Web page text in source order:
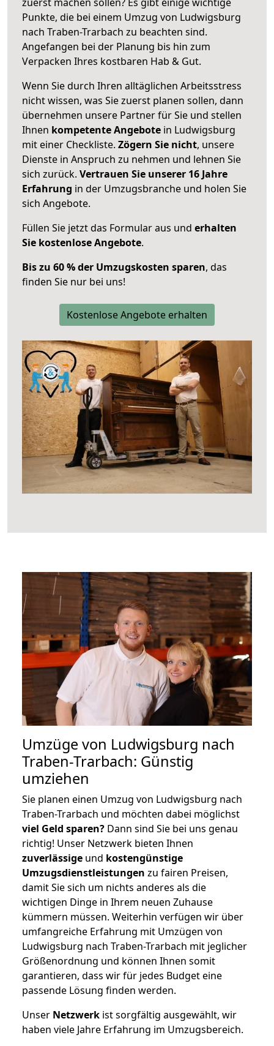
Punkte, die bei einem Umzug von Ludwigsburg
nach Traben-Trarbach zu beachten sind.
Angefangen bei der Planung bis hin zum
Verpacken Ihres kostbaren Hab & Gut.
Wenn Sie durch Ihren alltäglichen Arbeitsstress
nicht wissen, was Sie zuerst planen sollen, dann
übernehmen unsere Partner für Sie und stellen
Ihnen kompetente Angebote in Ludwigsburg
mit einer Checkliste. Zögern Sie nicht, unsere
Dienste in Anspruch zu nehmen und lehnen Sie
sich zurück. Vertrauen Sie unserer 16 Jahre
Erfahrung in der Umzugsbranche und holen Sie
sich Angebote.
Füllen Sie jetzt das Formular aus und erhalten
Sie kostenlose Angebote.
Bis zu 60 % der Umzugskosten sparen, das
finden Sie nur bei uns!
Kostenlose Angebote erhalten
Umzüge von Ludwigsburg nach
Traben-Trarbach: Günstig
umziehen
Sie planen einen Umzug von Ludwigsburg nach
Traben-Trarbach und möchten dabei möglichst
viel Geld sparen? Dann sind Sie bei uns genau
richtig! Unser Netzwerk bieten Ihnen
zuverlässige und kostengünstige
Umzugsdienstleistungen zu fairen Preisen,
damit Sie sich um nichts anderes als die
wichtigen Dinge in Ihrem neuen Zuhause
kümmern müssen. Weiterhin verfügen wir über
umfangreiche Erfahrung mit Umzügen von
Ludwigsburg nach Traben-Trarbach mit jeglicher
Größenordnung und können Ihnen somit
garantieren, dass wir für jedes Budget eine
passende Lösung finden werden.
Unser Netzwerk ist sorgfältig ausgewählt, wir
haben viele Jahre Erfahrung im Umzugsbereich.